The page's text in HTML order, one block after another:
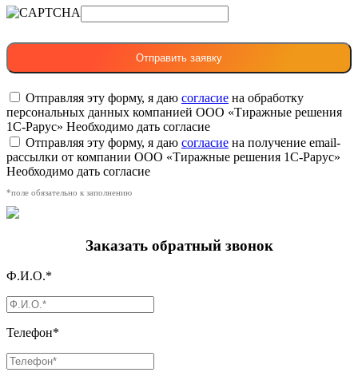
Отправляя эту форму, я даю согласие на обработку
персональных данных компанией ООО «Тиражные решения
1С-Рарус» Необходимо дать согласие
Отправляя эту форму, я даю согласие на получение email-
рассылки от компании ООО «Тиражные решения 1С-Рарус»
Необходимо дать согласие
*поле обязательно к заполнению
Заказать обратный звонок
Ф.И.О.*
Телефон*